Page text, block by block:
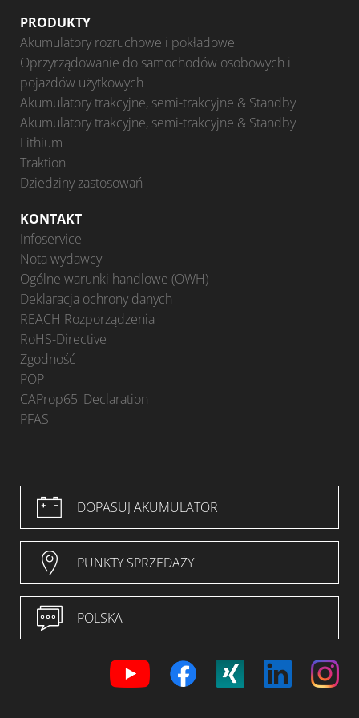
PRODUKTY
Akumulatory rozruchowe i pokładowe
Oprzyrządowanie do samochodów osobowych i
pojazdów użytkowych
Akumulatory trakcyjne, semi-trakcyjne & Standby
Akumulatory trakcyjne, semi-trakcyjne & Standby
Lithium
Traktion
Dziedziny zastosowań
KONTAKT
Infoservice
Nota wydawcy
Ogólne warunki handlowe (OWH)
Deklaracja ochrony danych
REACH Rozporządzenia
RoHS-Directive
Zgodność
POP
CAProp65_Declaration
PFAS
DOPASUJ AKUMULATOR
PUNKTY SPRZEDAŻY
POLSKA